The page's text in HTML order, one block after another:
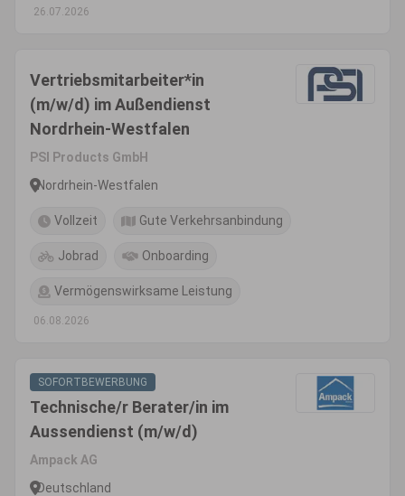
26.07.2026
Vertriebsmitarbeiter*in
(m/w/d) im Außendienst
Nordrhein-Westfalen
PSI Products GmbH
Nordrhein-Westfalen
Vollzeit Gute Verkehrsanbindung
Jobrad Onboarding
Vermögenswirksame Leistung
06.08.2026
SOFORTBEWERBUNG
Technische/r Berater/in im
Aussendienst (m/w/d)
Ampack AG
Deutschland